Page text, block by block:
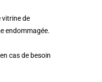
vitrine de
endommagée.
cas de besoin